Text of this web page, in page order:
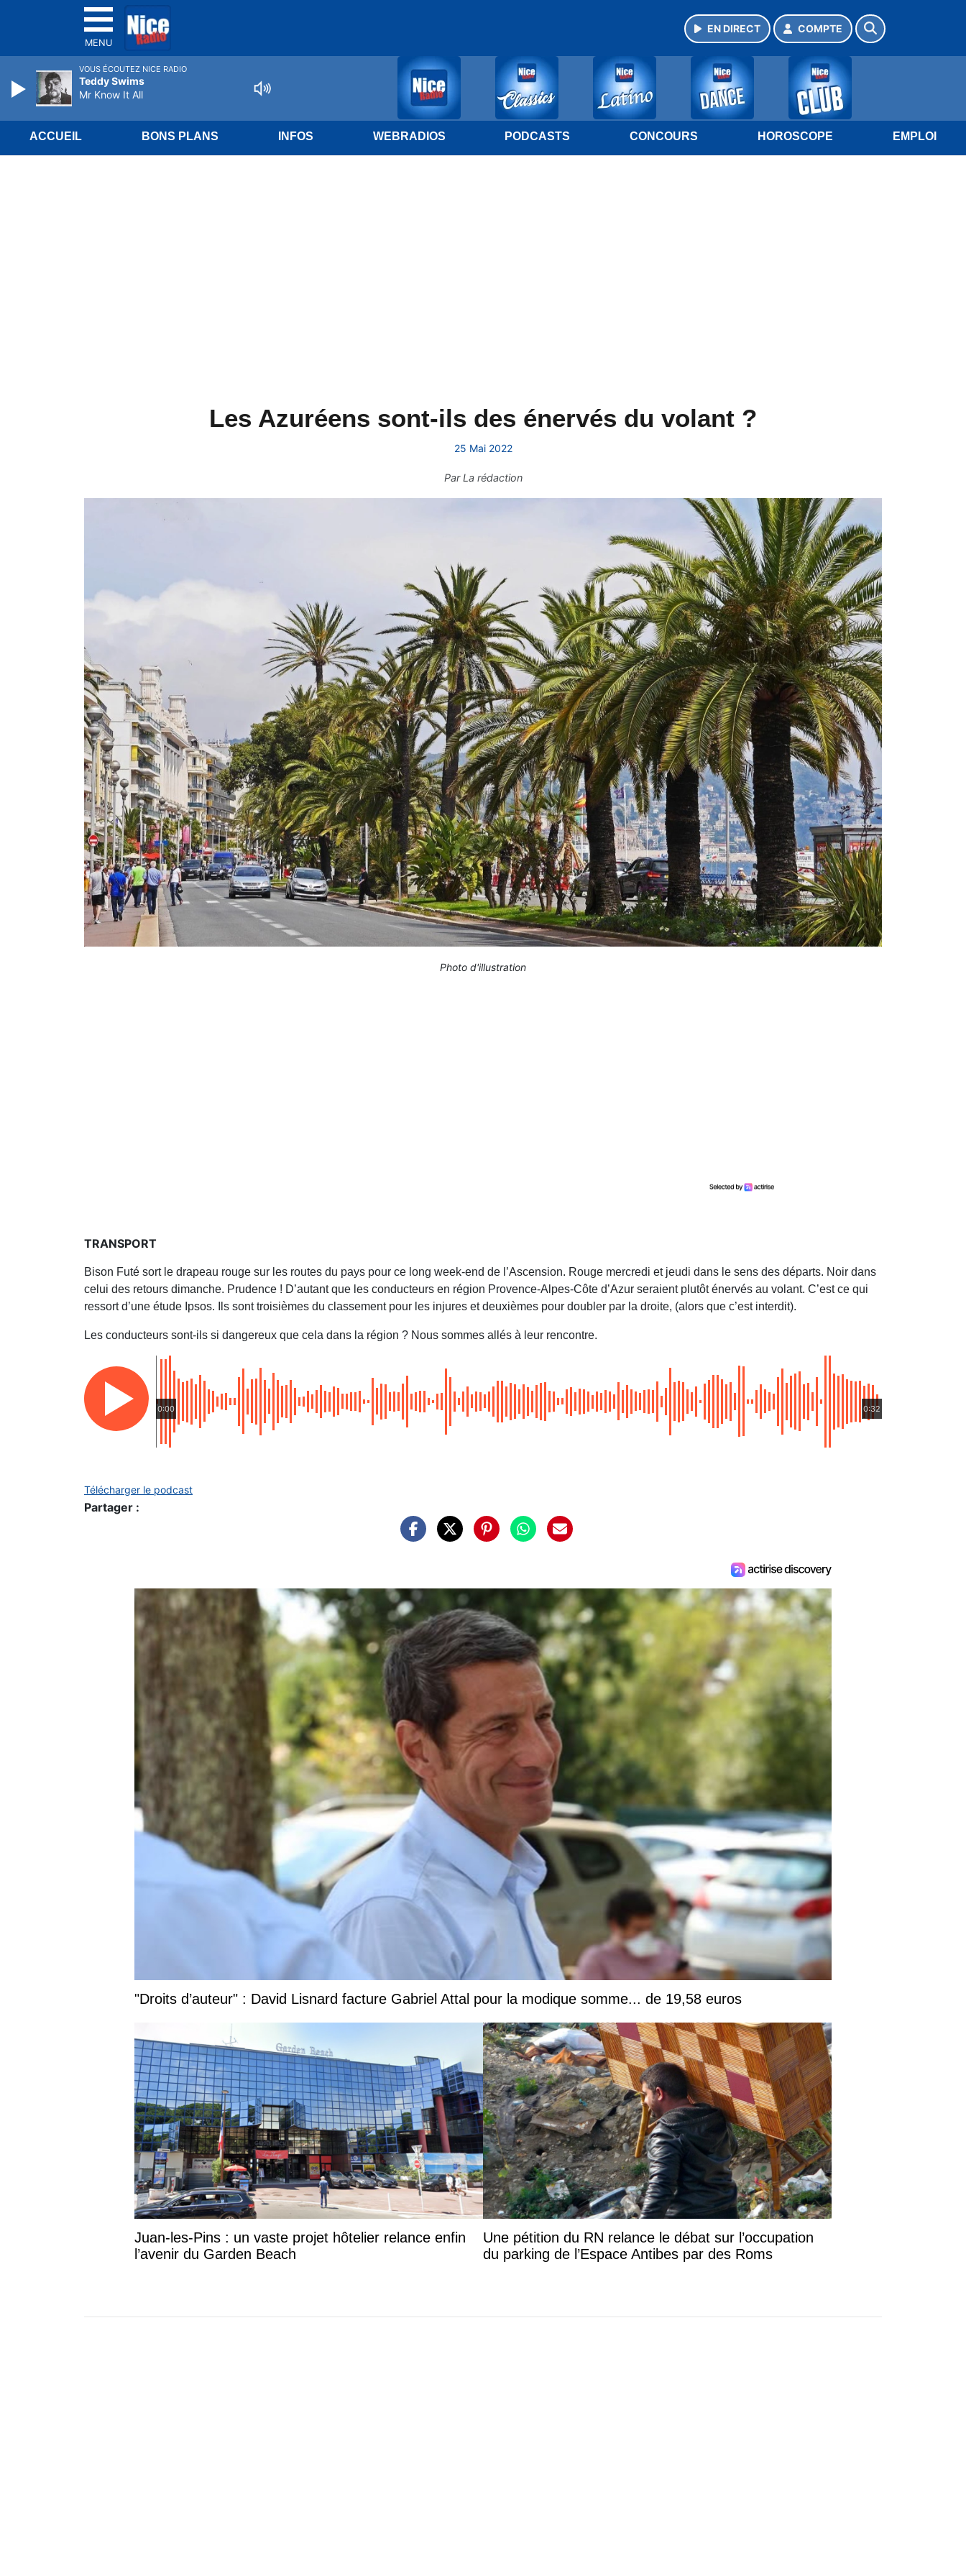
MENU
EN DIRECT COMPTE
ACCUEIL BONS PLANS INFOS WEBRADIOS PODCASTS CONCOURS HOROSCOPE EMPLOI
Les Azuréens sont-ils des énervés du volant ?
25 Mai 2022
ParLa rédaction
Photo d'illustration
TRANSPORT
Bison Futé sort le drapeau rouge sur les routes du pays pour ce long week-end de l’Ascension. Rouge mercredi et jeudi dans le sens des départs. Noir dans
celui des retours dimanche. Prudence ! D’autant que les conducteurs en région Provence-Alpes-Côte d’Azur seraient plutôt énervés au volant. C’est ce qui
ressort d’une étude Ipsos. Ils sont troisièmes du classement pour les injures et deuxièmes pour doubler par la droite, (alors que c’est interdit).
Les conducteurs sont-ils si dangereux que cela dans la région ? Nous sommes allés à leur rencontre.
0:00 0:32
Télécharger le podcast
Partager :
"Droits d’auteur" : David Lisnard facture Gabriel Attal pour la modique somme... de 19,58 euros
Juan-les-Pins : un vaste projet hôtelier relance enfin
l’avenir du Garden Beach
Une pétition du RN relance le débat sur l’occupation
du parking de l’Espace Antibes par des Roms
VOUS ÉCOUTEZ NICE RADIO
Teddy Swims
Mr Know It All